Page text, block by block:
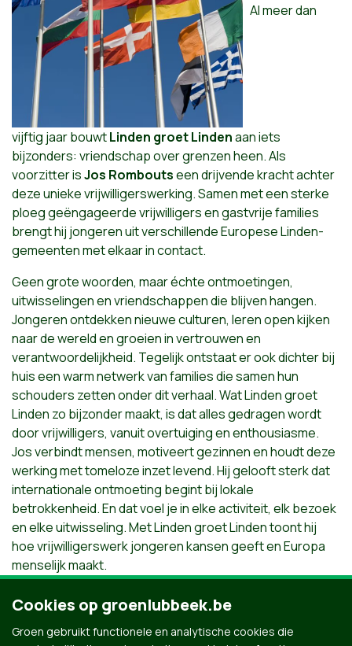
Al meer dan
vijftig jaar bouwtLinden groet Lindenaan iets
bijzonders: vriendschap over grenzen heen. Als
voorzitter isJos Romboutseen drijvende kracht achter
deze unieke vrijwilligerswerking. Samen met een sterke
ploeg geëngageerde vrijwilligers en gastvrije families
brengt hij jongeren uit verschillende Europese Linden-
gemeenten met elkaar in contact.
Geen grote woorden, maar échte ontmoetingen,
uitwisselingen en vriendschappen die blijven hangen.
Jongeren ontdekken nieuwe culturen, leren open kijken
naar de wereld en groeien in vertrouwen en
verantwoordelijkheid. Tegelijk ontstaat er ook dichter bij
huis een warm netwerk van families die samen hun
schouders zetten onder dit verhaal. Wat Linden groet
Linden zo bijzonder maakt, is dat alles gedragen wordt
door vrijwilligers, vanuit overtuiging en enthousiasme.
Jos verbindt mensen, motiveert gezinnen en houdt deze
werking met tomeloze inzet levend. Hij gelooft sterk dat
internationale ontmoeting begint bij lokale
betrokkenheid. En dat voel je in elke activiteit, elk bezoek
en elke uitwisseling. Met Linden groet Linden toont hij
hoe vrijwilligerswerk jongeren kansen geeft en Europa
menselijk maakt.
Stemmen voor Jos is stemmen voor verbinding,
engagement en een toekomst die grenzen overstijgt.
Cookies op groenlubbeek.be
Groen gebruikt functionele en analytische cookies die